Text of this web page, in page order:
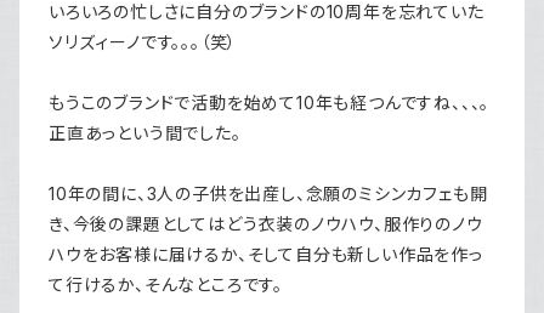
いろいろの忙しさに自分のブランドの10周年を忘れていた
ソリズィーノです。。。（笑）
もうこのブランドで活動を始めて10年も経つんですね、、、。
正直あっという間でした。
10年の間に、3人の子供を出産し、念願のミシンカフェも開
き、今後の課題としてはどう衣装のノウハウ、服作りのノウ
ハウをお客様に届けるか、そして自分も新しい作品を作っ
て行けるか、そんなところです。